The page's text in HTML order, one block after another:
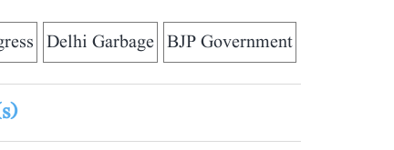
BJP Government
Delhi Garbage